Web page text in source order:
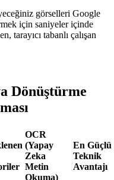
görselleri Google
için saniyeler içinde
tarayıcı tabanlı çalışan
Dönüştürme
OCR
(Yapay
Zeka
Metin
Okuma)
En Güçlü
Teknik
Avantajı